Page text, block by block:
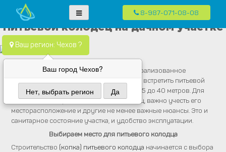
to
content
канализация.
систем водоснабжения, канализации и отопления в частных домах в
Москве и Московской области
Ваш регион: Чехов ?
Ваш город Чехов?
Нет, выбрать регион Да
8-987-071-08-08
Питьевой колодец на дачном участке
На дачных участках, где отсутствует централизованное
водоснабжение, достаточно часто можно встретить питьевой
колодец. Его глубина может достигать от 5 до 40 метров. Для
того, чтобы построить (выкопать) колодец, важно учесть его
месторасположение и другие не менее важные нюансы. Это и
санитарное состояние участка, и удобство эксплуатации.
Выбираем место для питьевого колодца
Строительство (копка) питьевого колодца начинается с выбора